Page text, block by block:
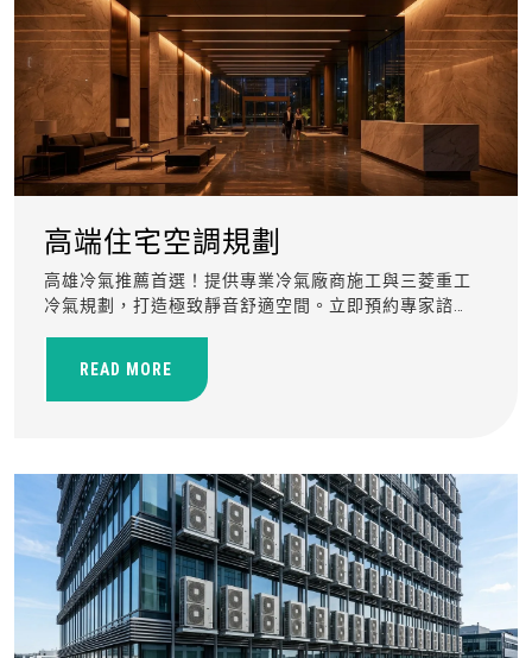
高端住宅空調規劃
高雄冷氣推薦首選！提供專業冷氣廠商施工與三菱重工
冷氣規劃，打造極致靜音舒適空間。立即預約專家諮
READ MORE